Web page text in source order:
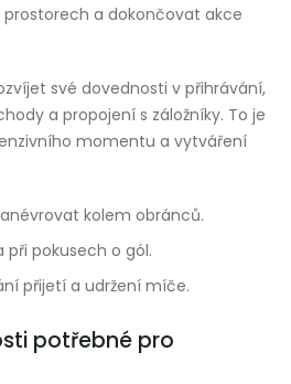
a dokončovat akce
své dovednosti v přihrávání,
a propojení s záložníky. To je
momentu a vytváření
kolem obránců.
při pokusech o gól.
přijetí a udržení míče.
potřebné pro